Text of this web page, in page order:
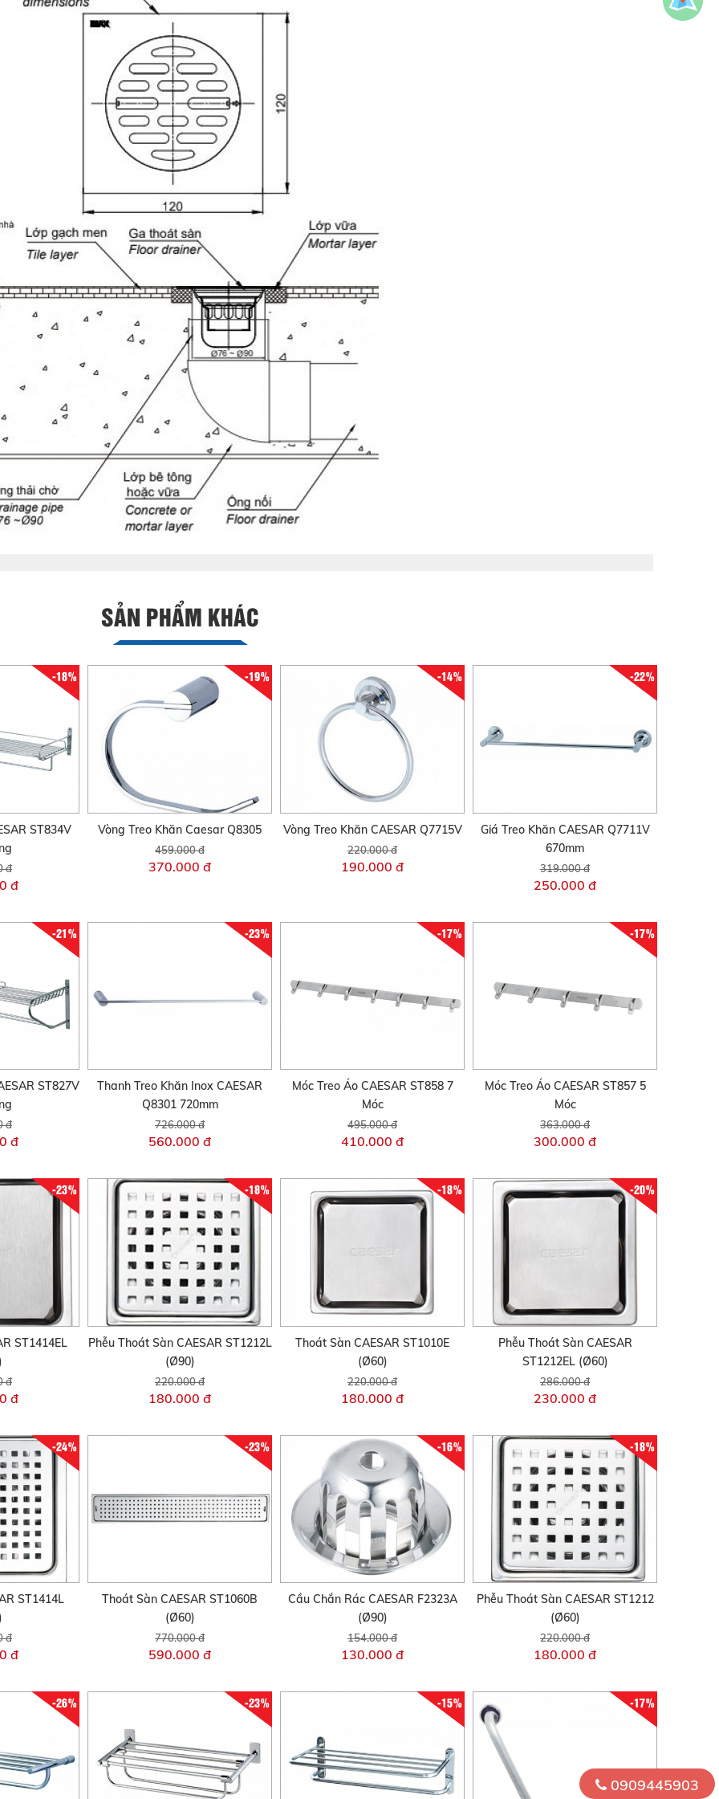
SẢN PHẨM KHÁC
-18%
ST834V
đ
đ
-19%
Vòng Treo Khăn Caesar Q8305
459.000 đ
370.000 đ
-14%
Vòng Treo Khăn CAESAR Q7715V
220.000 đ
190.000 đ
-22%
Giá Treo Khăn CAESAR Q7711V
670mm
319.000 đ
250.000 đ
-21%
ST827V
đ
đ
-23%
Thanh Treo Khăn Inox CAESAR
Q8301 720mm
726.000 đ
560.000 đ
-17%
Móc Treo Áo CAESAR ST858 7
Móc
495.000 đ
410.000 đ
-17%
Móc Treo Áo CAESAR ST857 5
Móc
363.000 đ
300.000 đ
-23%
ST1414EL
đ
đ
-18%
Phễu Thoát Sàn CAESAR ST1212L
(Ø90)
220.000 đ
180.000 đ
-18%
Thoát Sàn CAESAR ST1010E
(Ø60)
220.000 đ
180.000 đ
-20%
Phễu Thoát Sàn CAESAR
ST1212EL (Ø60)
286.000 đ
230.000 đ
-24%
ST1414L
đ
đ
-23%
Thoát Sàn CAESAR ST1060B
(Ø60)
770.000 đ
590.000 đ
-16%
Cầu Chắn Rác CAESAR F2323A
(Ø90)
154.000 đ
130.000 đ
-18%
Phễu Thoát Sàn CAESAR ST1212
(Ø60)
220.000 đ
180.000 đ
-26% -23% -15% -17%
0909445903